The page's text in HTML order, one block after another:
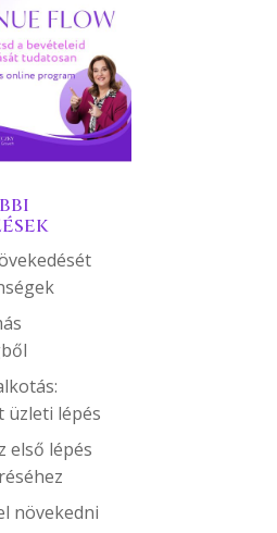
lépés
első lépés
növekedni